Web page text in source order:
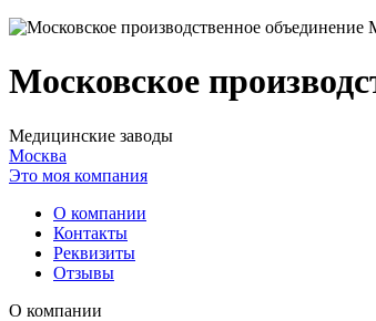
Московское
Медицинские заводы
Москва
Это моя компания
О компании
Контакты
Реквизиты
Отзывы
О компании